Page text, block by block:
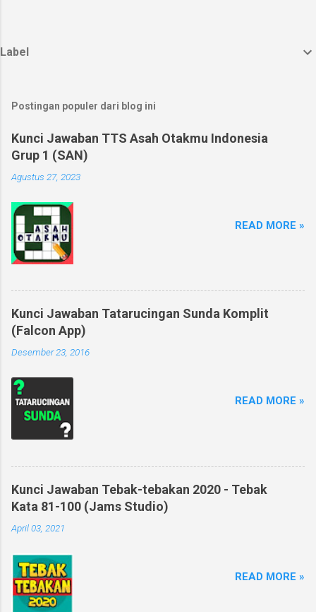
Label
Postingan populer dari blog ini
Kunci Jawaban TTS Asah Otakmu Indonesia
Grup 1 (SAN)
Agustus 27, 2023
READ MORE »
Kunci Jawaban Tatarucingan Sunda Komplit
(Falcon App)
Desember 23, 2016
READ MORE »
Kunci Jawaban Tebak-tebakan 2020 - Tebak
Kata 81-100 (Jams Studio)
April 03, 2021
READ MORE »